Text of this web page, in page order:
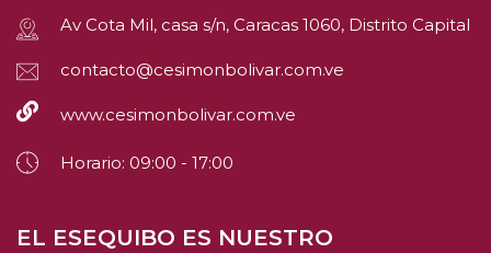
Av Cota Mil, casa s/n, Caracas 1060, Distrito Capital
contacto@cesimonbolivar.com.ve
www.cesimonbolivar.com.ve
Horario: 09:00 - 17:00
EL ESEQUIBO ES NUESTRO